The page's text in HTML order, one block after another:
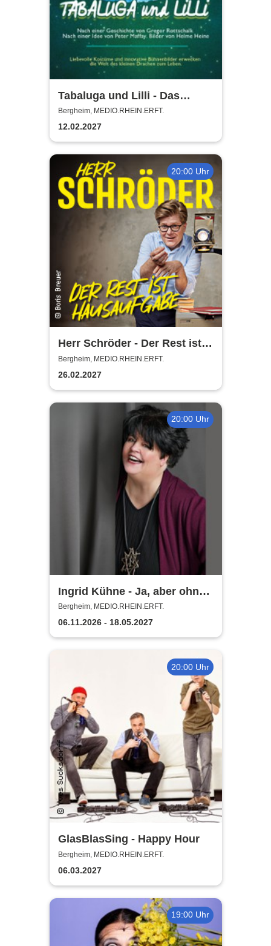
Tabaluga und Lilli - Das
drachenstarke Musical für die
ganze Familie
Bergheim, MEDIO.RHEIN.ERFT.
12.02.2027
20:00 Uhr
Herr Schröder - Der Rest ist
Hausaufgabe
Bergheim, MEDIO.RHEIN.ERFT.
26.02.2027
20:00 Uhr
Ingrid Kühne - Ja, aber ohne
mich!
Bergheim, MEDIO.RHEIN.ERFT.
06.11.2026 - 18.05.2027
20:00 Uhr
GlasBlasSing - Happy Hour
Bergheim, MEDIO.RHEIN.ERFT.
06.03.2027
19:00 Uhr